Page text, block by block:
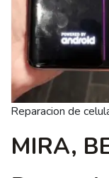
Reparacion de
MIRA,